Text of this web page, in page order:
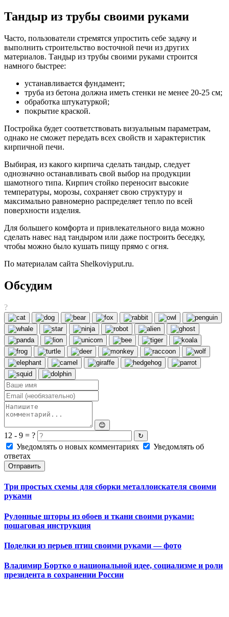
Тандыр из трубы своими руками
Часто, пользователи стремятся упростить себе задачу и
выполнить строительство восточной печи из других
материалов. Тандыр из трубы своими руками строится
намного быстрее:
устанавливается фундамент;
труба из бетона должна иметь стенки не менее 20-25 см;
обработка штукатуркой;
покрытие краской.
Постройка будет соответствовать визуальным параметрам,
однако не сможет передать всех свойств и характеристик
кирпичной печи.
Выбирая, из какого кирпича сделать тандыр, следует
однозначно останавливать свой выбор на продукции
шамотного типа. Кирпич стойко переносит высокие
температуры, морозы, сохраняет свою структуру и
максимально равномерно распределяет тепло по всей
поверхности изделия.
Для большего комфорта и привлекательного вида можно
сделать навес над тандыром или даже построить беседку,
чтобы можно было кушать пищу прямо с огня.
По материалам сайта Shelkoviyput.ru.
Обсудим
?
😊
12 - 9 = ? ↻
Уведомлять о новых комментариях
Уведомлять об
ответах
Отправить
Три простых схемы для сборки металлоискателя своими
руками
Рулонные шторы из обоев и ткани своими руками:
пошаговая инструкция
Поделки из перьев птиц своими руками — фото
Владимир Бортко о национальной идее, социализме и роли
президента в сохранении России